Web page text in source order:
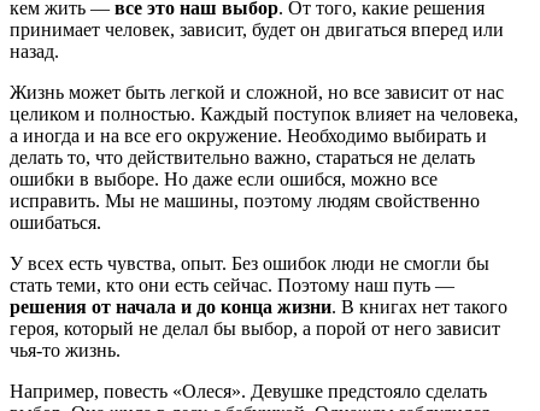
кем жить — все это наш выбор. От того, какие решения
принимает человек, зависит, будет он двигаться вперед или
назад.
Жизнь может быть легкой и сложной, но все зависит от нас
целиком и полностью. Каждый поступок влияет на человека,
а иногда и на все его окружение. Необходимо выбирать и
делать то, что действительно важно, стараться не делать
ошибки в выборе. Но даже если ошибся, можно все
исправить. Мы не машины, поэтому людям свойственно
ошибаться.
У всех есть чувства, опыт. Без ошибок люди не смогли бы
стать теми, кто они есть сейчас. Поэтому наш путь —
решения от начала и до конца жизни. В книгах нет такого
героя, который не делал бы выбор, а порой от него зависит
чья-то жизнь.
Например, повесть «Олеся». Девушке предстояло сделать